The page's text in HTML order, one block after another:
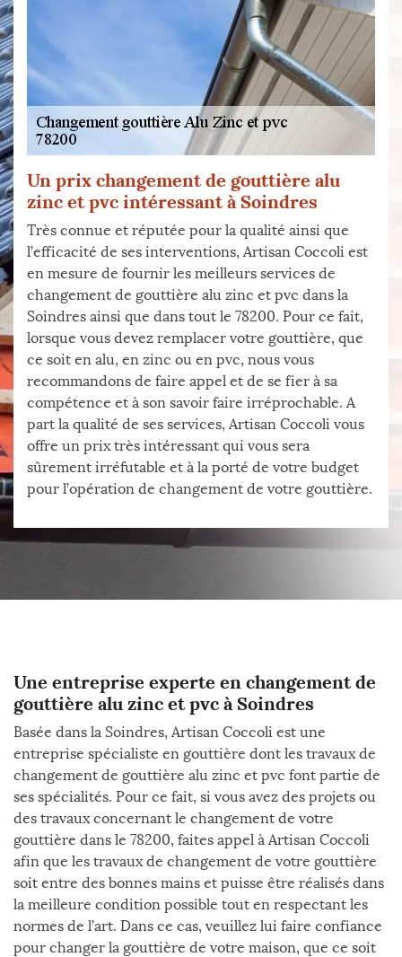
Un prix changement de gouttière alu
zinc et pvc intéressant à Soindres
Très connue et réputée pour la qualité ainsi que
l’efficacité de ses interventions, Artisan Coccoli est
en mesure de fournir les meilleurs services de
changement de gouttière alu zinc et pvc dans la
Soindres ainsi que dans tout le 78200. Pour ce fait,
lorsque vous devez remplacer votre gouttière, que
ce soit en alu, en zinc ou en pvc, nous vous
recommandons de faire appel et de se fier à sa
compétence et à son savoir faire irréprochable. A
part la qualité de ses services, Artisan Coccoli vous
offre un prix très intéressant qui vous sera
sûrement irréfutable et à la porté de votre budget
pour l’opération de changement de votre gouttière.
Une entreprise experte en changement de
gouttière alu zinc et pvc à Soindres
Basée dans la Soindres, Artisan Coccoli est une
entreprise spécialiste en gouttière dont les travaux de
changement de gouttière alu zinc et pvc font partie de
ses spécialités. Pour ce fait, si vous avez des projets ou
des travaux concernant le changement de votre
gouttière dans le 78200, faites appel à Artisan Coccoli
afin que les travaux de changement de votre gouttière
soit entre des bonnes mains et puisse être réalisés dans
la meilleure condition possible tout en respectant les
normes de l’art. Dans ce cas, veuillez lui faire confiance
pour changer la gouttière de votre maison, que ce soit